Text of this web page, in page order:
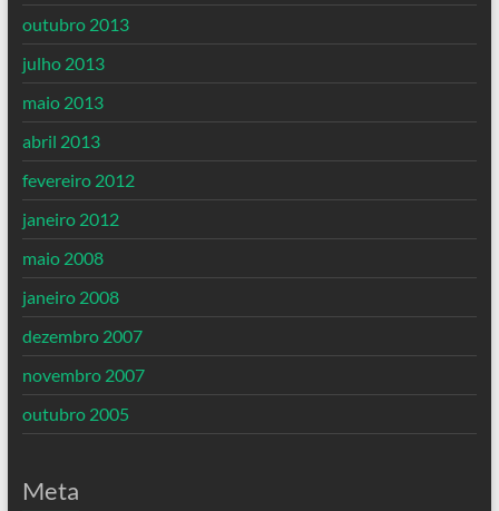
outubro 2013
julho 2013
maio 2013
abril 2013
fevereiro 2012
janeiro 2012
maio 2008
janeiro 2008
dezembro 2007
novembro 2007
outubro 2005
Meta